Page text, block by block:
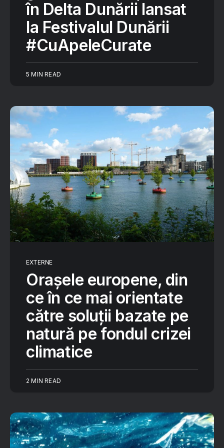
în Delta Dunării lansat
la Festivalul Dunării
#CuApeleCurate
5 MIN READ
EXTERNE
Orașele europene, din
ce în ce mai orientate
către soluții bazate pe
natură pe fondul crizei
climatice
2 MIN READ